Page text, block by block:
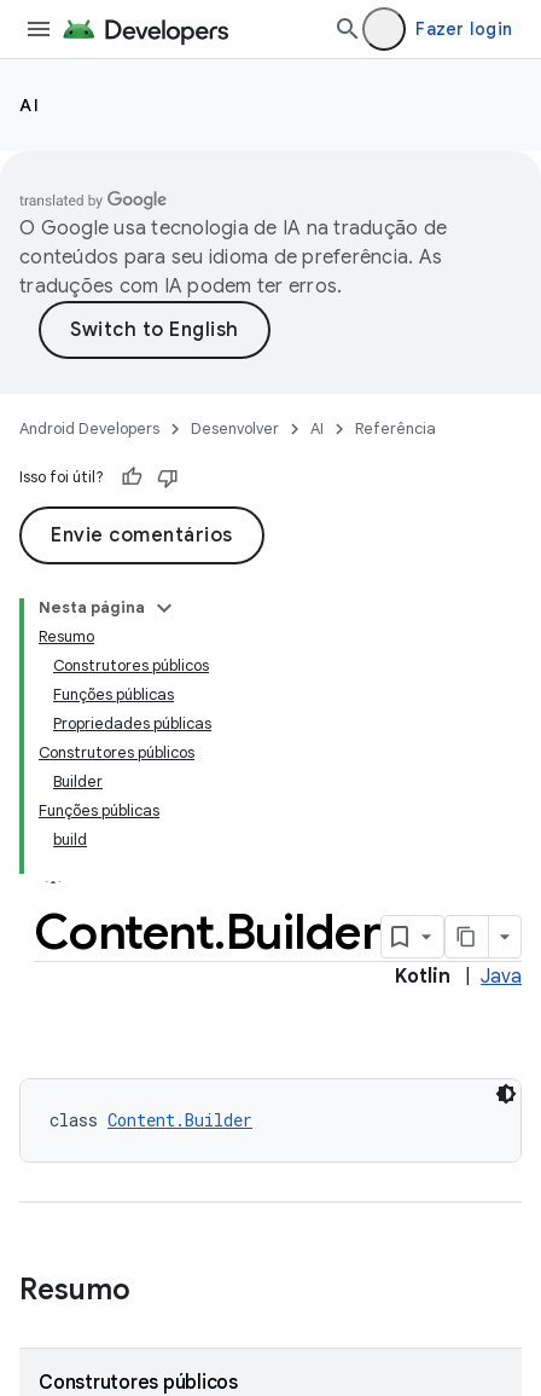
Fazer login
AI
O Google usa tecnologia de IA na tradução de
conteúdos para seu idioma de preferência. As
traduções com IA podem ter erros.
Android Developers Desenvolver AI Referência
Isso foi útil?
Envie comentários
Nesta página
Resumo
Construtores públicos
Funções públicas
Propriedades públicas
Construtores públicos
Builder
Funções públicas
build
Content.Builder
Kotlin Java
class Content.Builder
Resumo
Construtores públicos